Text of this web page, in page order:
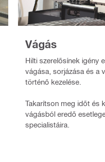
Vágás
Hilti szerelősínek igény
vágása, sorjázása és a
történő kezelése.
Takarítson meg időt és
vágásból eredő
specialistáira.